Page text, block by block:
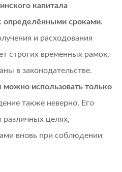
капитала
определёнными сроками.
и расходования
строгих временных рамок,
в законодательстве.
использовать только
также неверно. Его
различных целях,
вновь при соблюдении